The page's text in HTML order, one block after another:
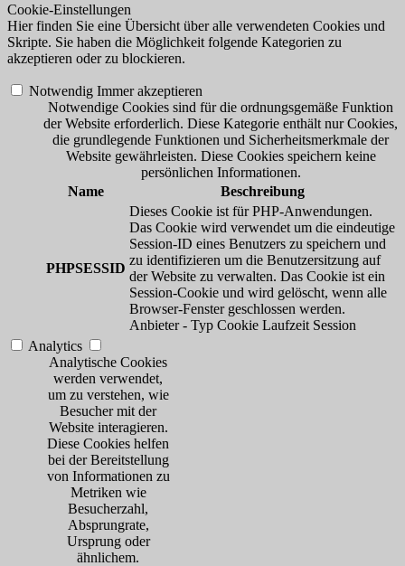
Cookie-Einstellungen
Hier finden Sie eine Übersicht über alle verwendeten Cookies und
Skripte. Sie haben die Möglichkeit folgende Kategorien zu
akzeptieren oder zu blockieren.
Notwendig Immer akzeptieren
Notwendige Cookies sind für die ordnungsgemäße Funktion
der Website erforderlich. Diese Kategorie enthält nur Cookies,
die grundlegende Funktionen und Sicherheitsmerkmale der
Website gewährleisten. Diese Cookies speichern keine
persönlichen Informationen.
Name
Beschreibung
PHPSESSID
Dieses Cookie ist für PHP-Anwendungen.
Das Cookie wird verwendet um die eindeutige
Session-ID eines Benutzers zu speichern und
zu identifizieren um die Benutzersitzung auf
der Website zu verwalten. Das Cookie ist ein
Session-Cookie und wird gelöscht, wenn alle
Browser-Fenster geschlossen werden.
Anbieter - Typ Cookie Laufzeit Session
Analytics
Analytische Cookies
werden verwendet,
um zu verstehen, wie
Besucher mit der
Website interagieren.
Diese Cookies helfen
bei der Bereitstellung
von Informationen zu
Metriken wie
Besucherzahl,
Absprungrate,
Ursprung oder
ähnlichem.